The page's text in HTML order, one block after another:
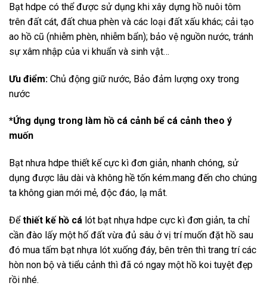
Bạt hdpe có thể được sử dụng khi xây dựng hồ nuôi tôm
trên đất cát, đất chua phèn và các loại đất xấu khác; cải tạo
ao hồ cũ (nhiễm phèn, nhiễm bẩn); bảo vệ nguồn nước, tránh
sự xâm nhập của vi khuẩn và sinh vật…
Ưu điểm: Chủ động giữ nước, Bảo đảm lượng oxy trong
nước
*Ứng dụng trong làm hồ cá cảnh bể cá cảnh theo ý
muốn
Bạt nhưa hdpe thiết kế cực kì đơn giản, nhanh chóng, sử
dụng được lâu dài và không hề tốn kém.mang đến cho chúng
ta không gian mới mẻ, độc đáo, lạ mắt.
Đểthiết kế hồ cá lót bạt nhựa hdpe cực kì đơn giản, ta chỉ
cần đào lấy một hố đất vừa đủ sâu ở vị trí muốn đặt hồ sau
đó mua tấm bạt nhựa lót xuống đáy, bên trên thì trang trí các
hòn non bộ và tiểu cảnh thì đã có ngay một hồ koi tuyệt đẹp
rồi nhé.